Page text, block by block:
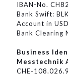
IBAN-No.
Bank Swift:
Account in
Bank Clearing
Business
Messtechnik
CHE-